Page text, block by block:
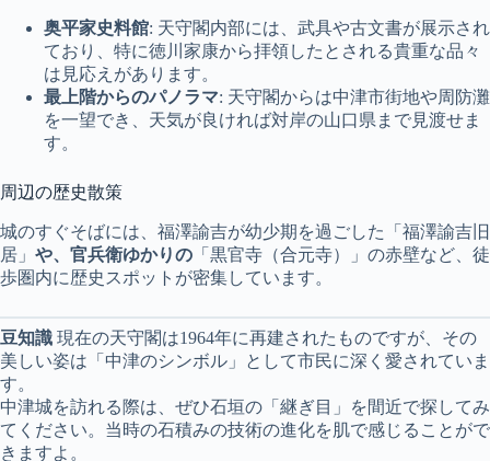
奥平家史料館: 天守閣内部には、武具や古文書が展示され
ており、特に徳川家康から拝領したとされる貴重な品々
は見応えがあります。
最上階からのパノラマ: 天守閣からは中津市街地や周防灘
を一望でき、天気が良ければ対岸の山口県まで見渡せま
す。
周辺の歴史散策
城のすぐそばには、福澤諭吉が幼少期を過ごした「福澤諭吉旧
居」 や、官兵衛ゆかりの 「黒官寺（合元寺）」の赤壁など、徒
歩圏内に歴史スポットが密集しています。
豆知識 現在の天守閣は1964年に再建されたものですが、その
美しい姿は「中津のシンボル」として市民に深く愛されていま
す。
中津城を訪れる際は、ぜひ石垣の「継ぎ目」を間近で探してみ
てください。当時の石積みの技術の進化を肌で感じることがで
きますよ。